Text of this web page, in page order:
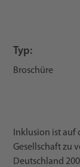
Typ:
Broschüre
Inklusion ist auf
Gesellschaft zu
Deutschland